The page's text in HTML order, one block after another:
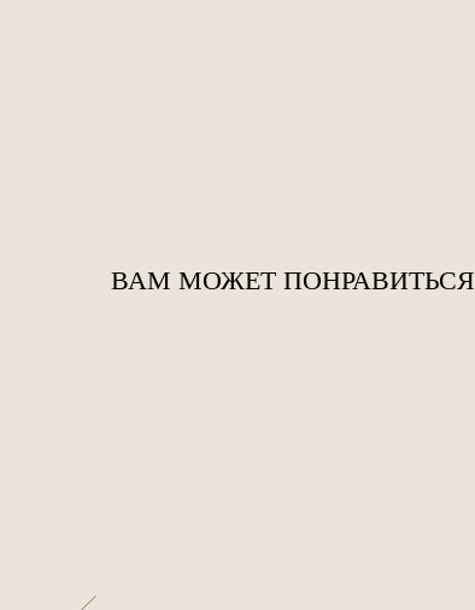
ВАМ МОЖЕТ ПОНРАВИТЬСЯ